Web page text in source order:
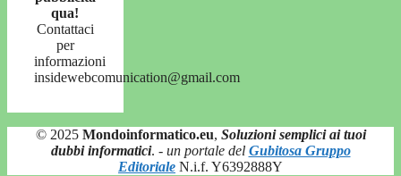
qua!
Contattaci
per
informazioni
insidewebcomunication@gmail.com
© 2025 Mondoinformatico.eu, Soluzioni semplici ai tuoi
dubbi informatici. - un portale del Gubitosa Gruppo
Editoriale N.i.f. Y6392888Y